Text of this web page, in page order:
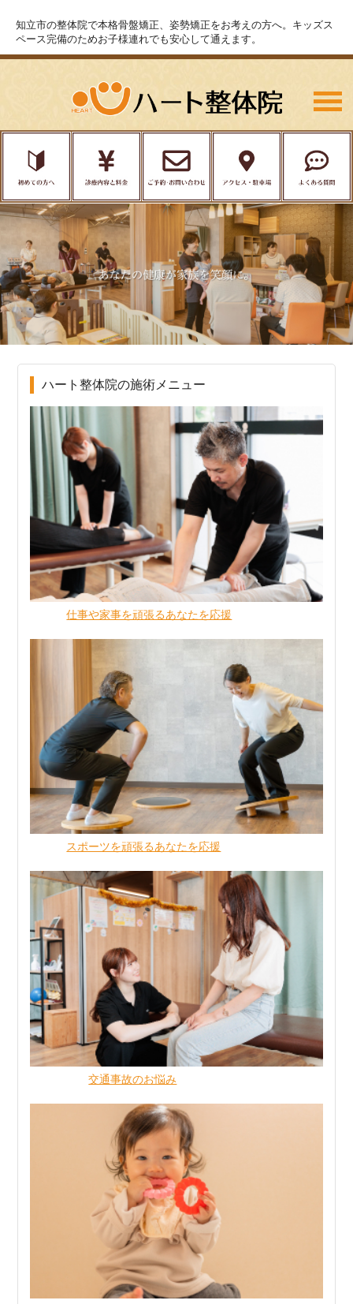
知立市の整体院で本格骨盤矯正、姿勢矯正をお考えの方へ。キッズス
ペース完備のためお子様連れでも安心して通えます。
ハート整体院の施術メニュー
仕事や家事を頑張るあなたを応援
スポーツを頑張るあなたを応援
交通事故のお悩み